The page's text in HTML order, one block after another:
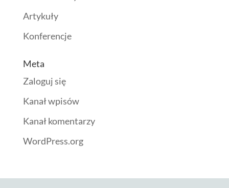
Artykuły
Konferencje
Meta
Zaloguj się
Kanał wpisów
Kanał komentarzy
WordPress.org